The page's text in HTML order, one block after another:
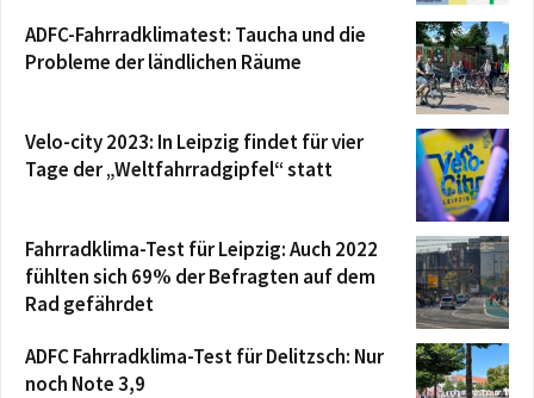
ADFC-Fahrradklimatest: Taucha und die
Probleme der ländlichen Räume
Velo-city 2023: In Leipzig findet für vier
Tage der „Weltfahrradgipfel“ statt
Fahrradklima-Test für Leipzig: Auch 2022
fühlten sich 69% der Befragten auf dem
Rad gefährdet
ADFC Fahrradklima-Test für Delitzsch: Nur
noch Note 3,9